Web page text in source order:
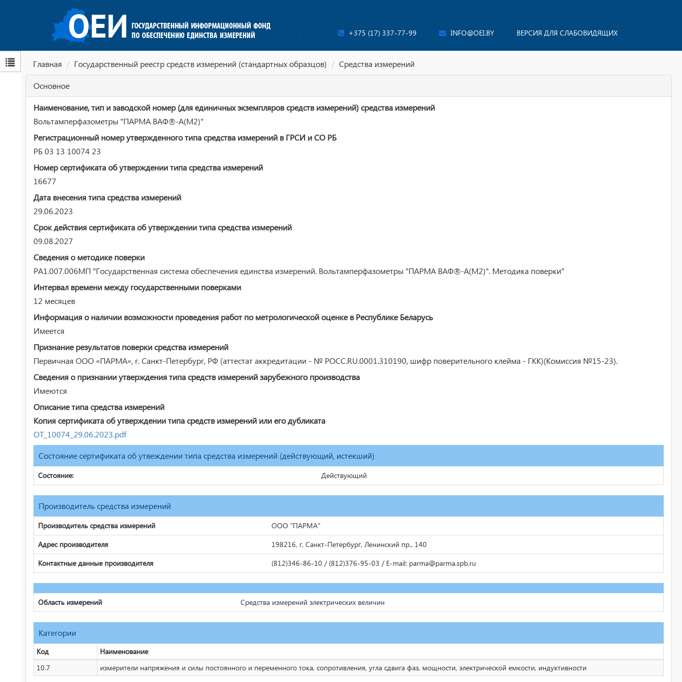
+375 (17) 337-77-99 INFO@OEI.BY ВЕРСИЯ ДЛЯ СЛАБОВИДЯЩИХ
Главная Государственный реестр средств измерений (стандартных образцов) Средства измерений
Основное
Наименование, тип и заводской номер (для единичных экземпляров средств измерений) средства измерений
Вольтамперфазометры "ПАРМА ВАФ®-А(М2)"
Регистрационный номер утвержденного типа средства измерений в ГРСИ и СО РБ
РБ 03 13 10074 23
Номер сертификата об утверждении типа средства измерений
16677
Дата внесения типа средства измерений
29.06.2023
Срок действия сертификата об утверждении типа средства измерений
09.08.2027
Сведения о методике поверки
РА1.007.006МП "Государственная система обеспечения единства измерений. Вольтамперфазометры "ПАРМА ВАФ®-А(М2)". Методика поверки"
Интервал времени между государственными поверками
12 месяцев
Информация о наличии возможности проведения работ по метрологической оценке в Республике Беларусь
Имеется
Признание результатов поверки средства измерений
Первичная ООО «ПАРМА», г. Санкт-Петербург, РФ (аттестат аккредитации - № РОСС.RU.0001.310190, шифр поверительного клейма - ГКК)(Комиссия №15-23).
Сведения о признании утверждения типа средств измерений зарубежного производства
Имеются
Описание типа средства измерений
Копия сертификата об утверждении типа средств измерений или его дубликата
ОТ_10074_29.06.2023.pdf
Состояние сертификата об утвеждении типа средства измерений (действующий, истекший)
Состояние: Действующий
Производитель средства измерений
Производитель средства измерений
ООО "ПАРМА"
Адрес производителя
198216, г. Санкт-Петербург, Ленинский пр., 140
Контактные данные производителя
(812)346-86-10 / (812)376-95-03 / E-mail: parma@parma.spb.ru
Область измерений Средства измерений электрических величин
Категории
Код
Наименование
10.7
измерители напряжения и силы постоянного и переменного тока, сопротивления, угла сдвига фаз, мощности, электрической емкости, индуктивности